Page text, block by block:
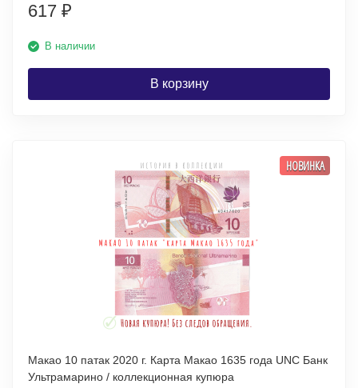
617 ₽
В наличии
В корзину
НОВИНКА
Макао 10 патак 2020 г. Карта Макао 1635 года UNC Банк
Ультрамарино / коллекционная купюра